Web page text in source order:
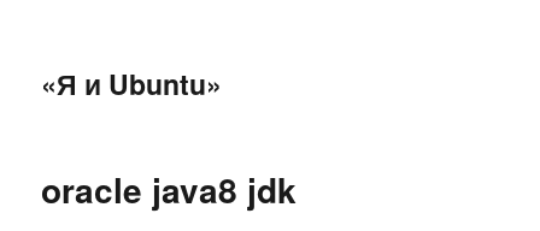
«Я и Ubuntu»
oracle java8 jdk